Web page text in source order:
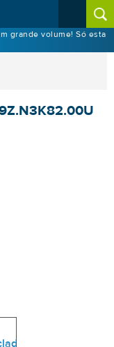
grande volume! Só esta